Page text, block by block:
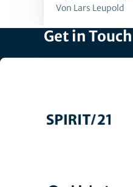
Von Lars Leupold
Get in Touch
Recruiting: +49